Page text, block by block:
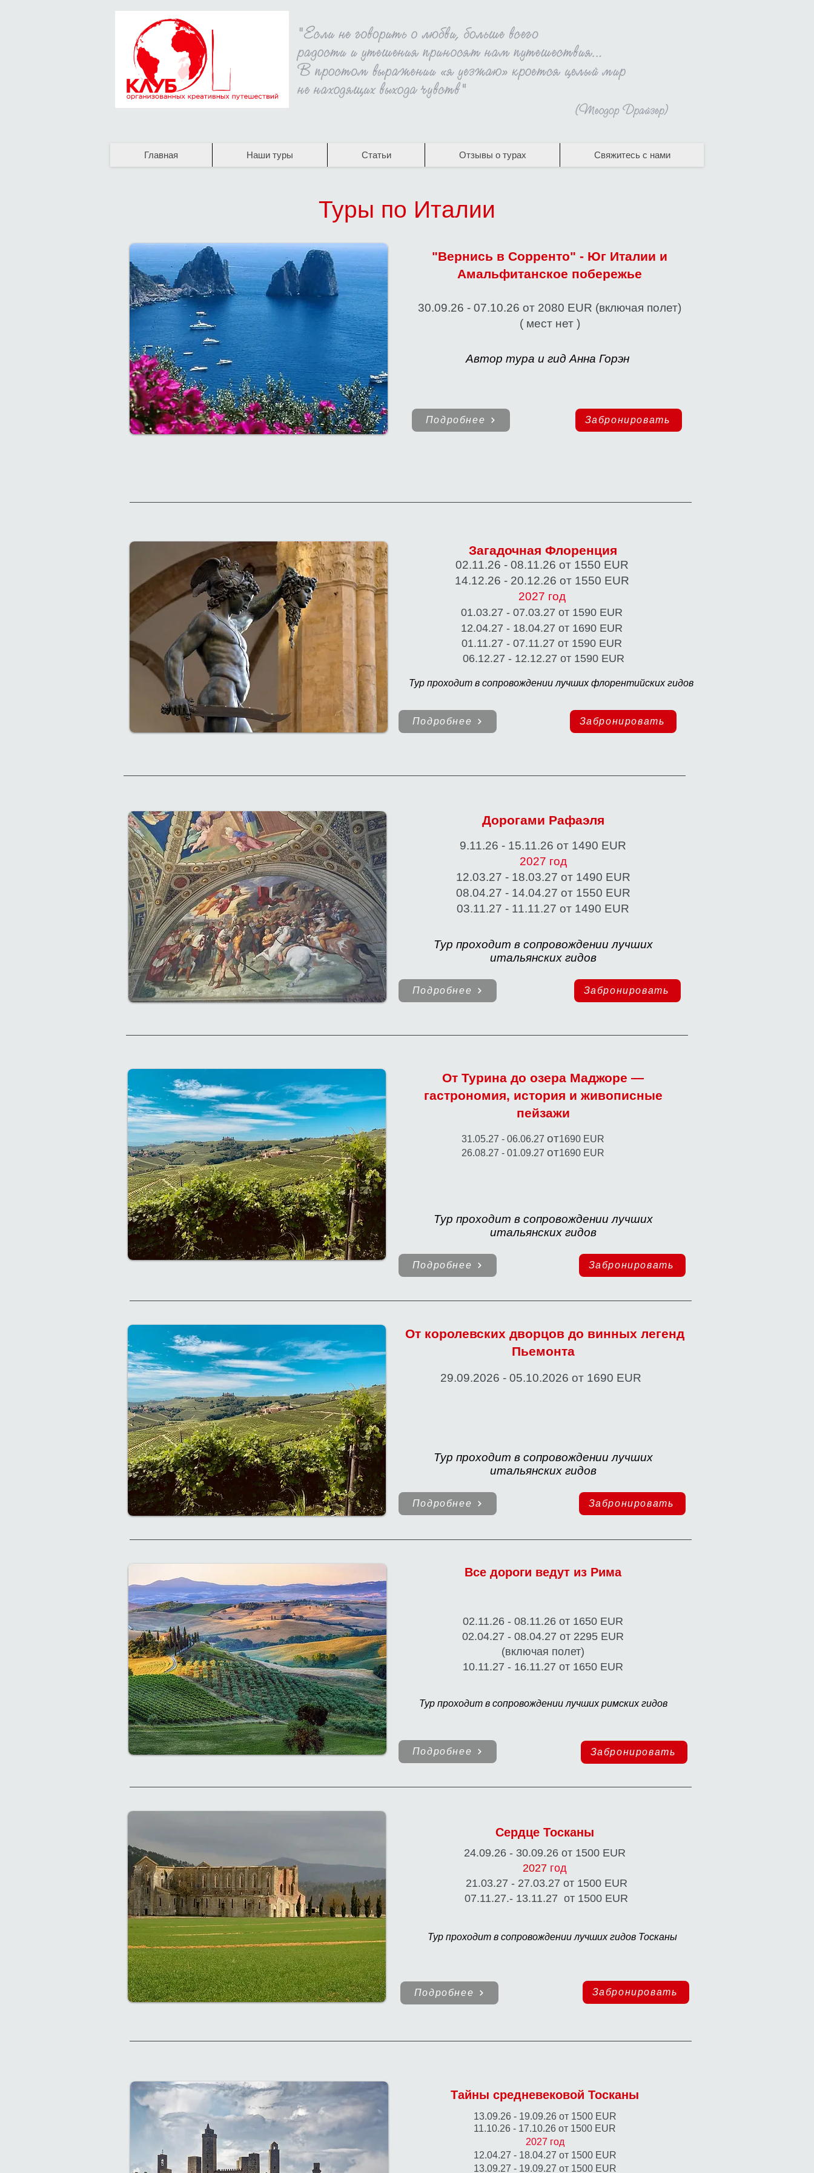
Главная Наши туры Статьи Отзывы о турах Свяжитесь с нами
Туры по Италии
"Вернись в Сорренто" - Юг Италии и
Амальфитанское побережье
30.09.26 - 07.10.26 от 2080 EUR (включая полет)
( мест нет)
Автор тура и гид Анна Горэн
Подробнее Забронировать
Загадочная Флоренция
02.11.26 - 08.11.26 от 1550 EUR
14.12.26 - 20.12.26 от 1550 EUR
2027 год
01.03.27 - 07.03.27 от 1590 EUR
12.04.27 - 18.04.27 от 1690 EUR
01.11.27 - 07.11.27 от 1590 EUR
06.12.27 - 12.12.27 от 1590 EUR
Тур проходит в сопровождении лучших флорентийских гидов
Подробнее Забронировать
Дорогами Рафаэля
9.11.26 - 15.11.26 от 1490 EUR
2027 год
12.03.27 - 18.03.27 от 1490 EUR
08.04.27 - 14.04.27 от 1550 EUR
03.11.27 - 11.11.27 от 1490 EUR
Тур проходит в сопровождении лучших
итальянских гидов
Подробнее Забронировать
От Турина до озера Маджоре —
гастрономия, история и живописные
пейзажи
31.05.27 - 06.06.27 от1690 EUR
26.08.27 - 01.09.27 от1690 EUR
Тур проходит в сопровождении лучших
итальянских гидов
Подробнее Забронировать
От королевских дворцов до винных легенд
Пьемонта
29.09.2026 - 05.10.2026 от 1690 EUR
Тур проходит в сопровождении лучших
итальянских гидов
Подробнее Забронировать
Все дороги ведут из Рима
02.11.26 - 08.11.26 от 1650 EUR
02.04.27 - 08.04.27 от 2295 EUR
(включая полет)
10.11.27 - 16.11.27 от 1650 EUR
Тур проходит в сопровождении лучших римских гидов
Подробнее Забронировать
Сердце Тосканы
24.09.26 - 30.09.26 от 1500 EUR​
2027 год
21.03.27 - 27.03.27 от 1500 EUR​
07.11.27.- 13.11.27 от 1500 EUR
Тур проходит в сопровождении лучших гидов Тосканы
Подробнее Забронировать
Тайны средневековой Тосканы
​13.09.26 - 19.09.26 от 1500 EUR
11.10.26 - 17.10.26 от 1500 EUR
2027 год
12.04.27 - 18.04.27 от 1500 EUR
13.09.27 - 19.09.27 от 1500 EUR